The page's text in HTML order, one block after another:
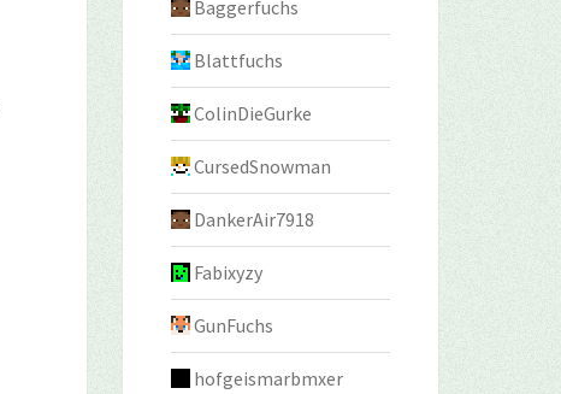
Baggerfuchs
Blattfuchs
ColinDieGurke
CursedSnowman
DankerAir7918
Fabixyzy
GunFuchs
hofgeismarbmxer